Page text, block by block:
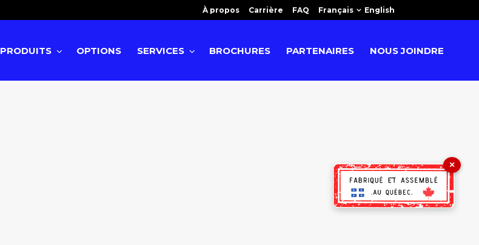
À propos Carrière FAQ Français English
PRODUITS OPTIONS SERVICES BROCHURES PARTENAIRES NOUS JOINDRE
×